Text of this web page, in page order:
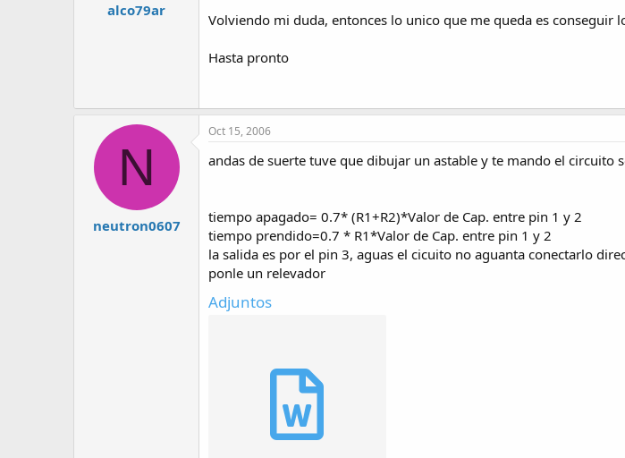
alco79ar
Volviendo mi duda, entonces lo unico que me queda es conseguir
Hasta pronto
N
neutron0607
Oct 15, 2006
andas de suerte tuve que dibujar un astable y te mando el circuito
tiempo apagado= 0.7* (R1+R2)*Valor de Cap. entre pin 1 y 2
tiempo prendido=0.7 * R1*Valor de Cap. entre pin 1 y 2
la salida es por el pin 3, aguas el cicuito no aguanta conectarlo
ponle un relevador
Adjuntos